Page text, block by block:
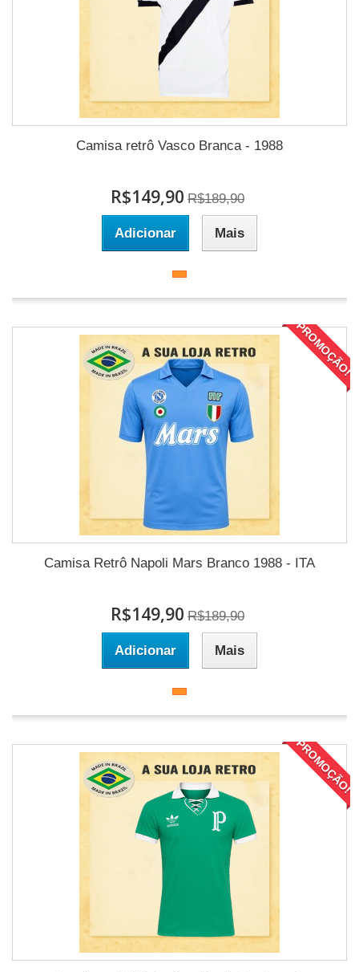
Camisa retrô Vasco Branca - 1988
R$149,90 R$189,90
Adicionar Mais
PROMOÇÃO!
Camisa Retrô Napoli Mars Branco 1988 - ITA
R$149,90 R$189,90
Adicionar Mais
PROMOÇÃO!